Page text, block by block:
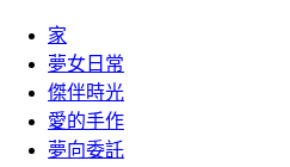
家
夢女日常
傑伴時光
愛的手作
夢向委託